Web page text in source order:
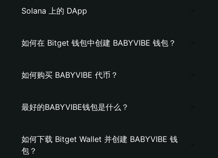
Solana 上的 DApp
如何在 Bitget 钱包中创建 BABYVIBE 钱包？
如何购买 BABYVIBE 代币？
最好的BABYVIBE钱包是什么？
如何下载 Bitget Wallet 并创建 BABYVIBE 钱
包？